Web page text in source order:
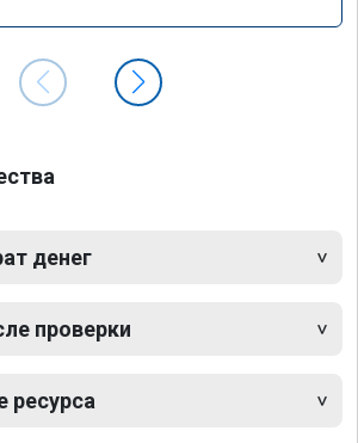
денег
проверки
ресурса